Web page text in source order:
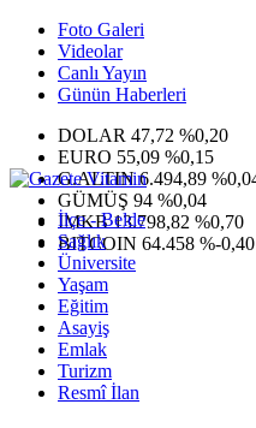
Foto Galeri
Videolar
Canlı Yayın
Günün Haberleri
DOLAR 47,72 %0,20
EURO 55,09 %0,15
G.ALTIN6.494,89
GÜMÜŞ 94 %0,04
IMKB13.798,82 %0,70
BITCOIN 64.458 %-0,40
İlçe - Belde
Sağlık
Üniversite
Yaşam
Eğitim
Asayiş
Emlak
Turizm
Resmî İlan